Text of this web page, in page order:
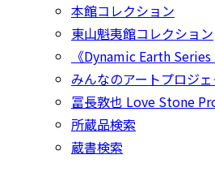
本館コレクション
東山魁夷館コレクション
《Dynamic Earth
みんなのアートプロジ
冨長敦也 Love Stone
所蔵品検索
蔵書検索